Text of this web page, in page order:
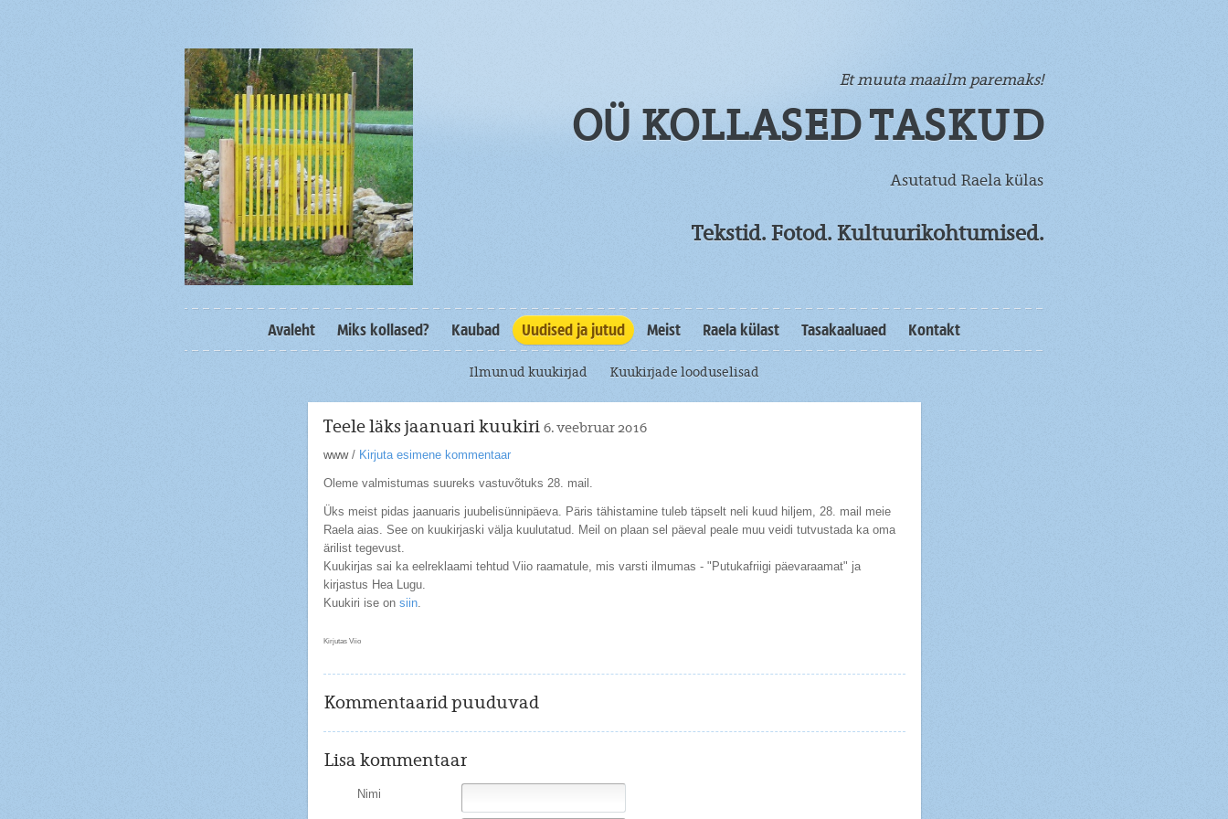
Et muuta maailm paremaks!
OÜ KOLLASED TASKUD
Asutatud Raela külas
Tekstid. Fotod. Kultuurikohtumised.
Avaleht Miks kollased? Kaubad Uudised ja jutud Meist Raela külast Tasakaaluaed Kontakt
Ilmunud kuukirjad Kuukirjade looduselisad
Teele läks jaanuari kuukiri 6. veebruar 2016
www/ Kirjuta esimene kommentaar
Oleme valmistumas suureks vastuvõtuks 28. mail.
Üks meist pidas jaanuaris juubelisünnipäeva. Päris tähistamine tuleb täpselt neli kuud hiljem, 28. mail meie
Raela aias. See on kuukirjaski välja kuulutatud. Meil on plaan sel päeval peale muu veidi tutvustada ka oma
ärilist tegevust.
Kuukirjas sai ka eelreklaami tehtud Viio raamatule, mis varsti ilmumas - "Putukafriigi päevaraamat" ja
kirjastus Hea Lugu.
Kuukiri ise on siin.
Kirjutas Viio
Kommentaarid puuduvad
Lisa kommentaar
Nimi